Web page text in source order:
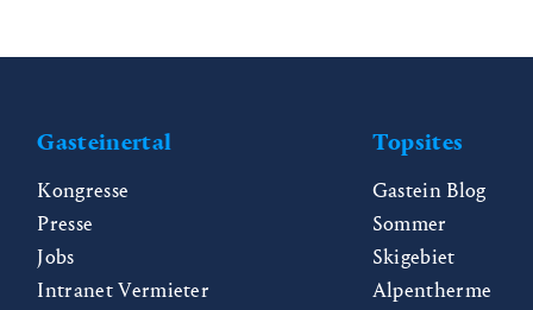
Gasteinertal
Kongresse
Presse
Jobs
Intranet Vermieter
Topsites
Gastein Blog
Sommer
Skigebiet
Alpentherme